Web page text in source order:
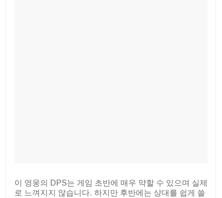
이 영웅의 DPS는 게임 초반에 매우 약할 수 있으며 실제
로 느껴지지 않습니다. 하지만 후반에는 상대를 쉽게 쓸